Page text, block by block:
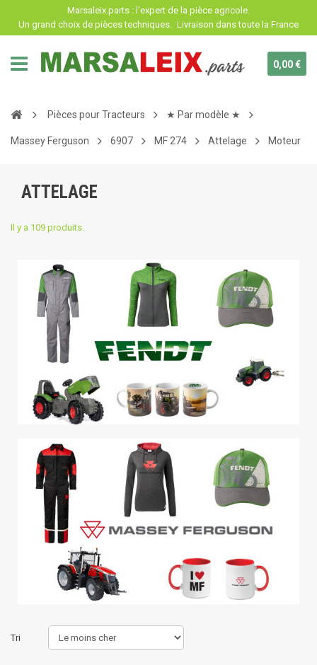
Marsaleix.parts : l'expert de la pièce agricole.
Un grand choix de pièces techniques. Livraison dans toute la France
0,00 €
Pièces pour Tracteurs ★ Par modèle ★
Massey Ferguson 6907 MF 274 Attelage Moteur
ATTELAGE
Il y a 109 produits.
Tri
Panneau de gestion des cookies